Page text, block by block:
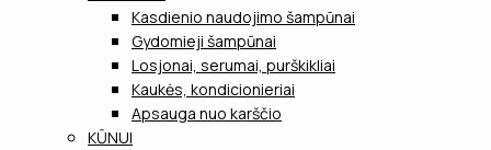
Kasdienio naudojimo šampūnai
Gydomieji šampūnai
Losjonai, serumai, purškikliai
Kaukės, kondicionieriai
Apsauga nuo karščio
KŪNUI